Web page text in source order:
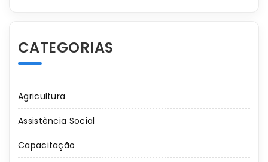
CATEGORIAS
Agricultura
Assistência Social
Capacitação